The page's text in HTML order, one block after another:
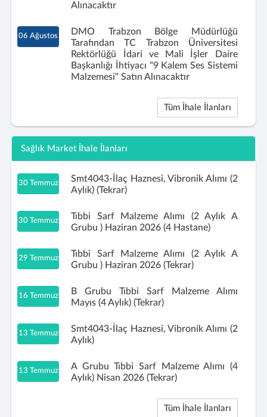
Alınacaktır
06 Ağustos
DMO Trabzon Bölge Müdürlüğü
Tarafından TC Trabzon Üniversitesi
Rektörlüğü İdari ve Mali İşler Daire
Başkanlığı İhtiyacı "9 Kalem Ses Sistemi
Malzemesi" Satın Alınacaktır
Tüm İhale İlanları
Sağlık Market İhale İlanları
30 Temmuz
Smt4043-İlaç Haznesi, Vibronik Alımı (2
Aylık) (Tekrar)
30 Temmuz
Tıbbi Sarf Malzeme Alımı (2 Aylık A
Grubu ) Haziran 2026 (4 Hastane)
29 Temmuz
Tıbbi Sarf Malzeme Alımı (2 Aylık A
Grubu ) Haziran 2026 (Tekrar)
16 Temmuz
B Grubu Tıbbi Sarf Malzeme Alımı
Mayıs (4 Aylık) (Tekrar)
13 Temmuz
Smt4043-İlaç Haznesi, Vibronik Alımı (2
Aylık)
13 Temmuz
A Grubu Tıbbi Sarf Malzeme Alımı (4
Aylık) Nisan 2026 (Tekrar)
Tüm İhale İlanları